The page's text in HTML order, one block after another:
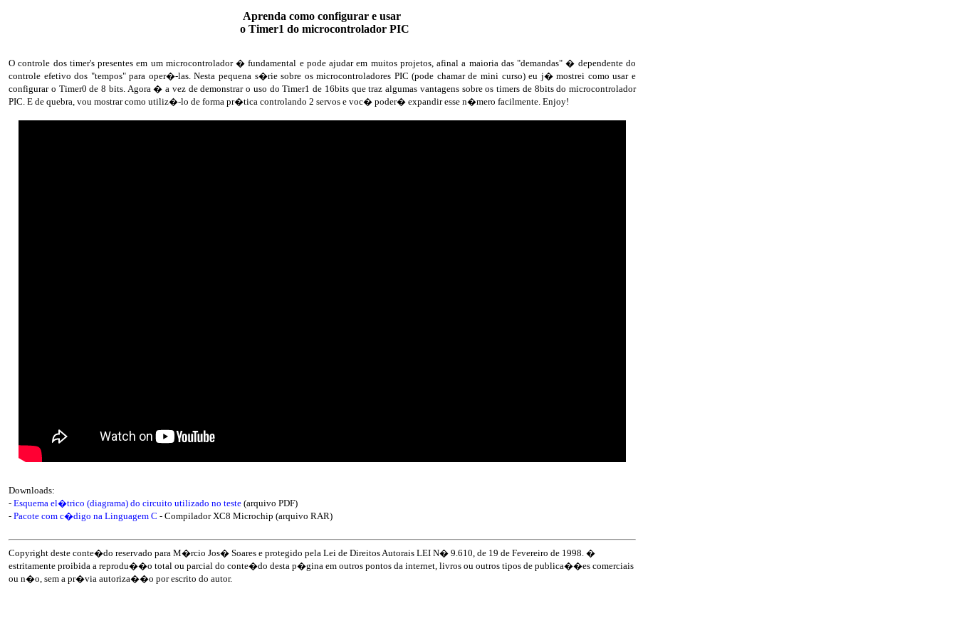
Aprenda como configurar e usar
o Timer1 do microcontrolador PIC
O controle dos timer's presentes em um microcontrolador � fundamental e pode ajudar em muitos projetos, afinal a maioria das "demandas" � dependente do
controle efetivo dos "tempos" para oper�-las. Nesta pequena s�rie sobre os microcontroladores PIC (pode chamar de mini curso) eu j� mostrei como usar e
configurar o Timer0 de 8 bits. Agora � a vez de demonstrar o uso do Timer1 de 16bits que traz algumas vantagens sobre os timers de 8bits do microcontrolador
PIC. E de quebra, vou mostrar como utiliz�-lo de forma pr�tica controlando 2 servos e voc� poder� expandir esse n�mero facilmente. Enjoy!
Downloads:
- Esquema el�trico (diagrama) do circuito utilizado no teste (arquivo PDF)
- Pacote com c�digo na Linguagem C - Compilador XC8 Microchip (arquivo RAR)
Copyright deste conte�do reservado para M�rcio Jos� Soares e protegido pela Lei de Direitos Autorais LEI N� 9.610, de 19 de Fevereiro de 1998. �
estritamente proibida a reprodu��o total ou parcial do conte�do desta p�gina em outros pontos da internet, livros ou outros tipos de publica��es comerciais
ou n�o, sem a pr�via autoriza��o por escrito do autor.